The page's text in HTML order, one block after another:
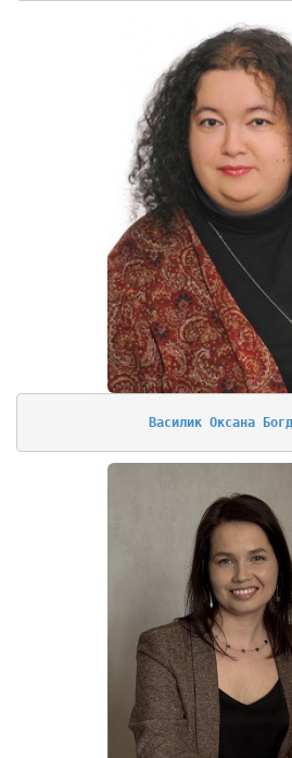
Василик Оксана